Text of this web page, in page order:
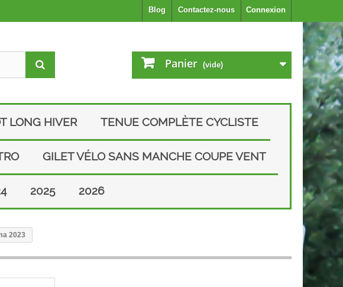
Connexion
Contactez-nous
Blog
Panier (vide)
LONG HIVER TENUE COMPLÈTE CYCLISTE
GILET VÉLO SANS MANCHE COUPE VENT
2025 2026
2023